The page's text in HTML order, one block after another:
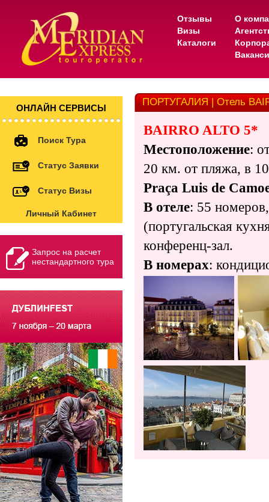
Отзывы
Визы
Каталоги
О
ОНЛАЙН СЕРВИСЫ
Поиск Тура
Статус Заявки
Статус Визы
Личный Кабинет
Запрос на расчет
нестандартного тура
ПОРТУГАЛИЯ | Отель
BAIRRO ALTO 5*
Местоположение:
20 км. от пляжа, в
Praça Luis de
В отеле: 55
(португальская
конференц-зал.
В номерах: